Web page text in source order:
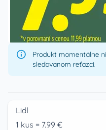
Produkt momentálne
sledovanom reťazci.
Lidl
1 kus = 7.99 €